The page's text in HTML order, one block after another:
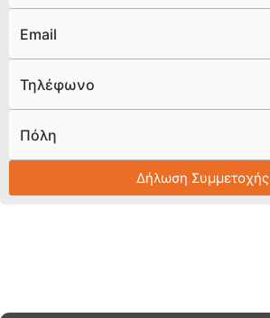
Email
Τηλέφωνο
Πόλη
Δήλωση Συμμετοχής